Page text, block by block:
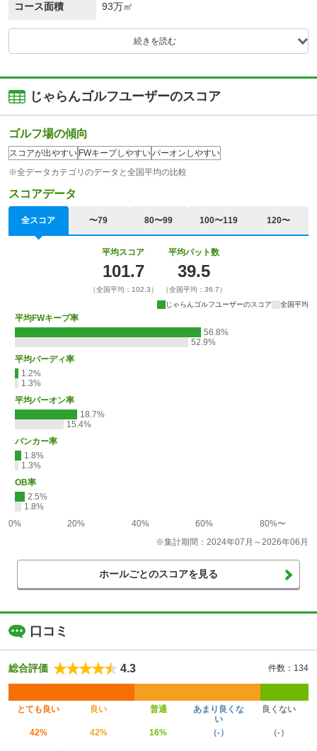
コース面積 93万㎡
続きを読む
じゃらんゴルフユーザーのスコア
ゴルフ場の傾向
スコアが出やすい FWキープしやすいパーオンしやすい
※全データカテゴリのデータと全国平均の比較
スコアデータ
全スコア 〜79 80〜99 100〜119 120〜
平均スコア
101.7
（全国平均：102.3）
平均パット数
39.5
（全国平均：36.7）
じゃらんゴルフユーザーのスコア
全国平均
平均FWキープ率
56.8%
52.9%
平均バーディ率
1.2%
1.3%
平均パーオン率
18.7%
15.4%
バンカー率
1.8%
1.3%
OB率
2.5%
1.8%
0%
20% 40% 60%
80%〜
※集計期間：2024年07月～2026年06月
ホールごとのスコアを見る
口コミ
総合評価 4.3 件数：134
とても良い 良い 普通
あまり良くな
い
良くない
42% 42% 16% （-） （-）